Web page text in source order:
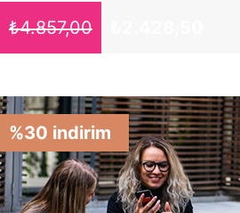
₺4.857,00
%30 indirim